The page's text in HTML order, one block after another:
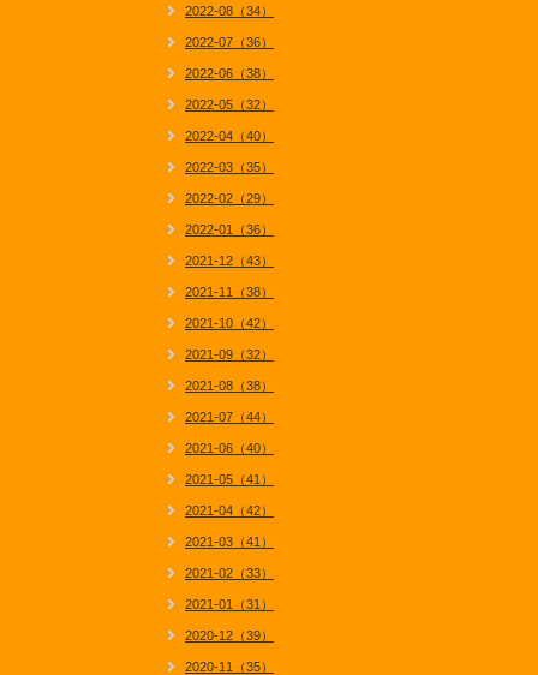
2022-08（34）
2022-07（36）
2022-06（38）
2022-05（32）
2022-04（40）
2022-03（35）
2022-02（29）
2022-01（36）
2021-12（43）
2021-11（38）
2021-10（42）
2021-09（32）
2021-08（38）
2021-07（44）
2021-06（40）
2021-05（41）
2021-04（42）
2021-03（41）
2021-02（33）
2021-01（31）
2020-12（39）
2020-11（35）